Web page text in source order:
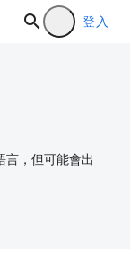
登入
言，但可能會出